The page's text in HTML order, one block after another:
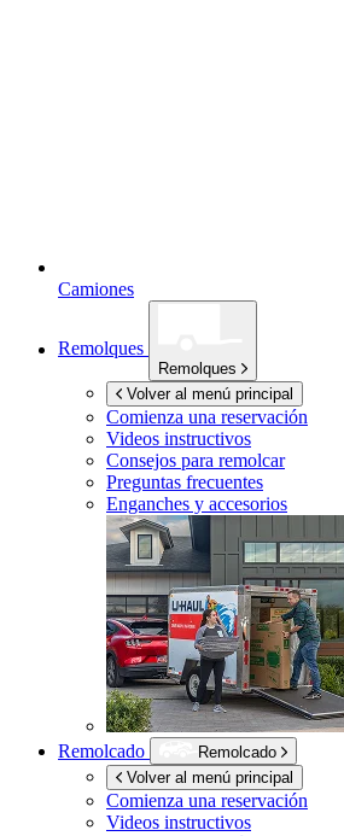
Camiones
Remolques
Remolques
Volver al menú principal
Comienza una reservación
Videos instructivos
Consejos para remolcar
Preguntas frecuentes
Enganches y accesorios
Remolcado
Remolcado
Volver al menú principal
Comienza una reservación
Videos instructivos